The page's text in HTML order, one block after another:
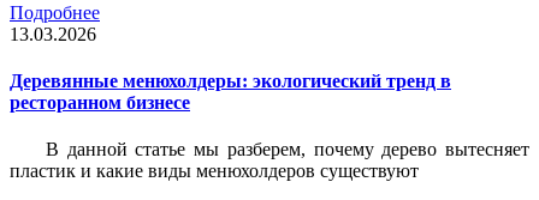
Подробнее
13.03.2026
Деревянные менюхолдеры: экологический тренд в
ресторанном бизнесе
В данной статье мы разберем, почему дерево вытесняет
пластик и какие виды менюхолдеров существуют